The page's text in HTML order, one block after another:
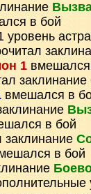
в бой
уровень
1
заклинание
вмешался в
в бой
заклинание
в бой